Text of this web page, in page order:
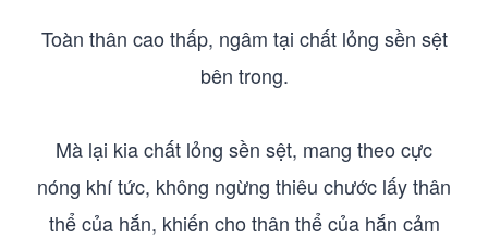
Toàn thân cao thấp, ngâm tại chất lỏng sền sệt
bên trong.
Mà lại kia chất lỏng sền sệt, mang theo cực
nóng khí tức, không ngừng thiêu chước lấy thân
thể của hắn, khiến cho thân thể của hắn cảm